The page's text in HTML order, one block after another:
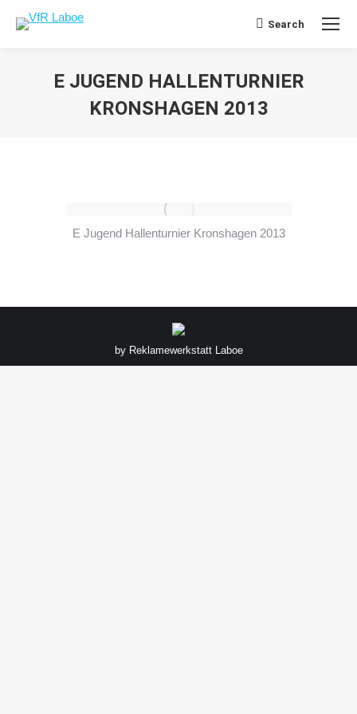
Search:
Search
E JUGEND HALLENTURNIER
KRONSHAGEN 2013
E Jugend Hallenturnier Kronshagen 2013
by Reklamewerkstatt Laboe